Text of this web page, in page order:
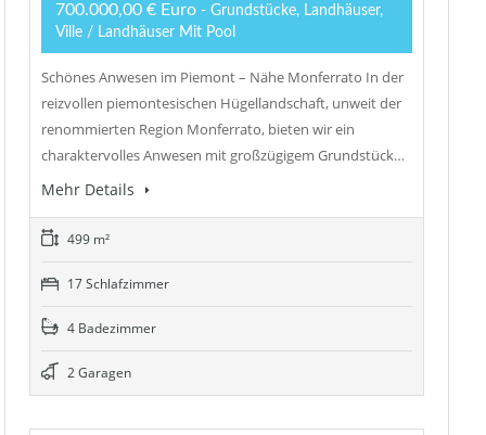
700.000,00 € Euro - Grundstücke, Landhäuser,
Ville / Landhäuser Mit Pool
Schönes Anwesen im Piemont – Nähe Monferrato In der
reizvollen piemontesischen Hügellandschaft, unweit der
renommierten Region Monferrato, bieten wir ein
charaktervolles Anwesen mit großzügigem Grundstück…
Mehr Details
499 m²
17 Schlafzimmer
4 Badezimmer
2 Garagen